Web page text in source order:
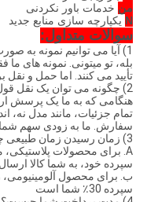
من خدمات باور نکردنی
N یکپارچه سازی منابع جدید
سوالات متداول:
1) آیا می توانیم نمونه به صورت رایگان دریافت کنیم؟
بله، تو میتونی. نمونه های
تأیید می کنند. اما حمل و
2) چگونه می توان یک نقل قول در کوتاه ترین زمان را دریافت کرد؟
هنگامی که به ما یک پرسش
تمام جزئیات، مانند مدل نه،
سفارش. ما به زودی سهم شما
3) زمان رسیدن زمان طبیعی چیست؟
سپرده خود، به شما کالا
سپرده 30٪ شما است